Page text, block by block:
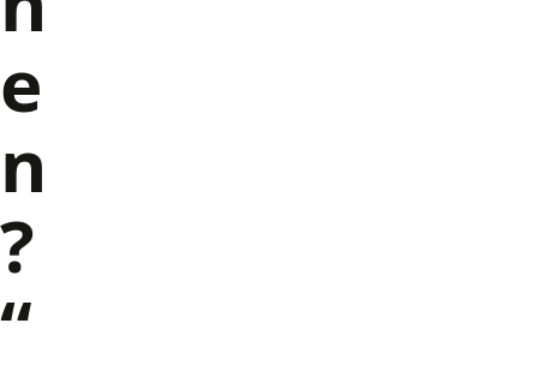
e
n
?
“